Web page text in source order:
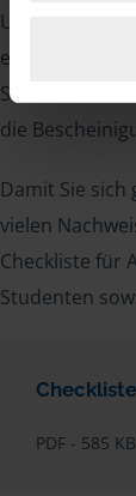
Unterlagen
elektronische
die
Damit Sie
vielen
Checkliste für
Studenten
Checkliste
PDF - 585 KB